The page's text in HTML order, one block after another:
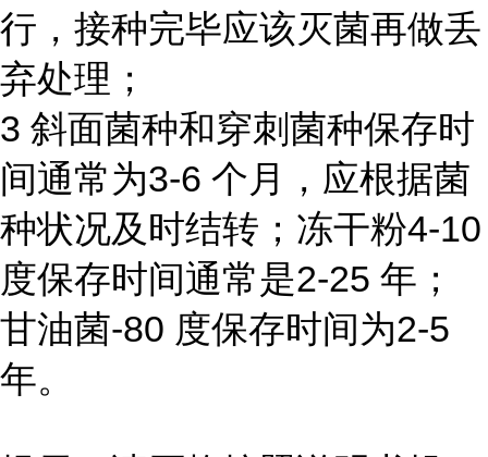
行，接种完毕应该灭菌再做丢
弃处理；
3 斜面菌种和穿刺菌种保存时
间通常为3-6 个月，应根据菌
种状况及时结转；冻干粉4-10
度保存时间通常是2-25 年；
甘油菌-80 度保存时间为2-5
年。